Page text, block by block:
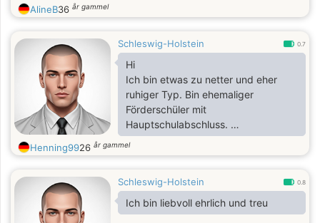
AlineB36 år gammel
Schleswig-Holstein 0.7
Hi
Ich bin etwas zu netter und eher
ruhiger Typ. Bin ehemaliger
Förderschüler mit
Hauptschulabschluss.
Was tolles zu unternehmen und
ausgehen würde ich gerne mit dir.
nichts muss
Henning9926 år gammel
Schleswig-Holstein 0.8
Ich bin liebvoll ehrlich und treu